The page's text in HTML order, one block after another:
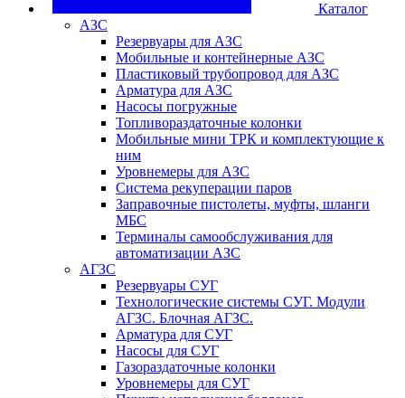
Каталог
АЗС
Резервуары для АЗС
Мобильные и контейнерные АЗС
Пластиковый трубопровод для АЗС
Арматура для АЗС
Насосы погружные
Топливораздаточные колонки
Мобильные мини ТРК и комплектующие к
ним
Уровнемеры для АЗС
Система рекуперации паров
Заправочные пистолеты, муфты, шланги
МБС
Терминалы самообслуживания для
автоматизации АЗС
АГЗС
Резервуары СУГ
Технологические системы СУГ. Модули
АГЗС. Блочная АГЗС.
Арматура для СУГ
Насосы для СУГ
Газораздаточные колонки
Уровнемеры для СУГ